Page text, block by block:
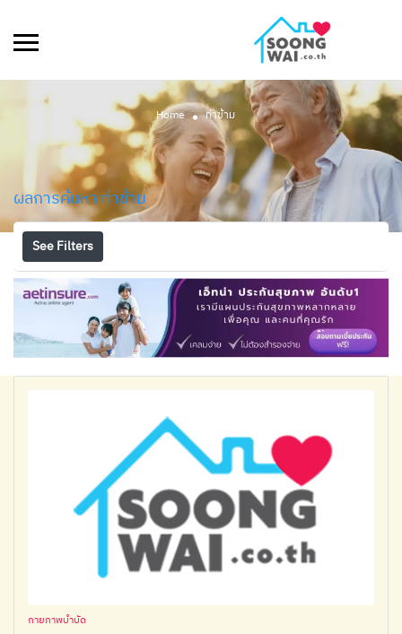
Home ท่าข้าม
ผลการค้นหาท่าข้าม
See Filters
กายภาพบำบัด